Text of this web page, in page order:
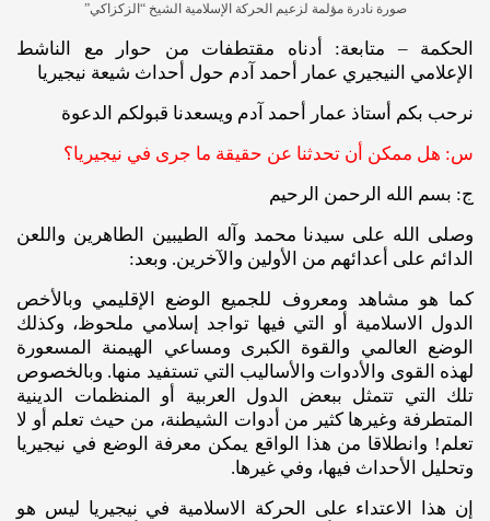
صورة نادرة مؤلمة لزعيم الحركة الإسلامية الشيخ “الزكزاكي”
الحكمة – متابعة: أدناه مقتطفات من حوار مع الناشط
الإعلامي النيجيري عمار أحمد آدم حول أحداث شيعة نيجيريا
نرحب بكم أستاذ عمار أحمد آدم ويسعدنا قبولكم الدعوة
س: هل ممكن أن تحدثنا عن حقيقة ما جرى في نيجيريا؟
ج: بسم الله الرحمن الرحيم
وصلى الله على سيدنا محمد وآله الطيبين الطاهرين واللعن
الدائم على أعدائهم من الأولين والآخرين. وبعد:
كما هو مشاهد ومعروف للجميع الوضع الإقليمي وبالأخص
الدول الاسلامية أو التي فيها تواجد إسلامي ملحوظ، وكذلك
الوضع العالمي والقوة الكبرى ومساعي الهيمنة المسعورة
لهذه القوى والأدوات والأساليب التي تستفيد منها. وبالخصوص
تلك التي تتمثل ببعض الدول العربية أو المنظمات الدينية
المتطرفة وغيرها كثير من أدوات الشيطنة، من حيث تعلم أو لا
تعلم! وانطلاقا من هذا الواقع يمكن معرفة الوضع في نيجيريا
وتحليل الأحداث فيها، وفي غيرها.
إن هذا الاعتداء على الحركة الاسلامية في نيجيريا ليس هو